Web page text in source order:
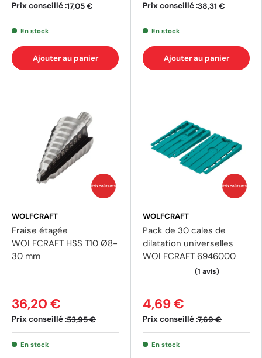
Prix conseillé :17,05 €
En stock
Ajouter au panier
Prix conseillé :38,31 €
En stock
Ajouter au panier
Prix coûtants
WOLFCRAFT
Fraise étagée
WOLFCRAFT HSS T10 Ø8-
30 mm
Prix conseillé :53,95 €
36,20 €
En stock
Prix coûtants
WOLFCRAFT
Pack de 30 cales de
dilatation universelles
WOLFCRAFT 6946000
Prix conseillé :7,69 €
4,69 €
En stock